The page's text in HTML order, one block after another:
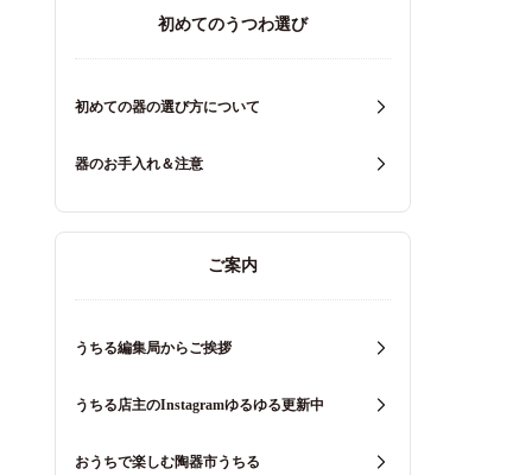
初めてのうつわ選び
初めての器の選び方について
器のお手入れ＆注意
ご案内
うちる編集局からご挨拶
うちる店主のInstagramゆるゆる更新中
おうちで楽しむ陶器市うちる